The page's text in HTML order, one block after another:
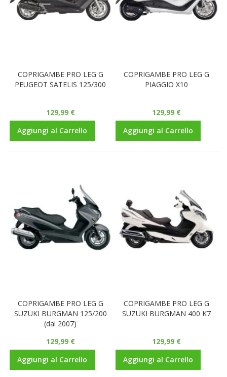
COPRIGAMBE PRO LEG G
PEUGEOT SATELIS 125/300
129,99 €
Aggiungi al Carrello
COPRIGAMBE PRO LEG G
PIAGGIO X10
129,99 €
Aggiungi al Carrello
COPRIGAMBE PRO LEG G
SUZUKI BURGMAN 125/200
(dal 2007)
129,99 €
Aggiungi al Carrello
COPRIGAMBE PRO LEG G
SUZUKI BURGMAN 400 K7
129,99 €
Aggiungi al Carrello